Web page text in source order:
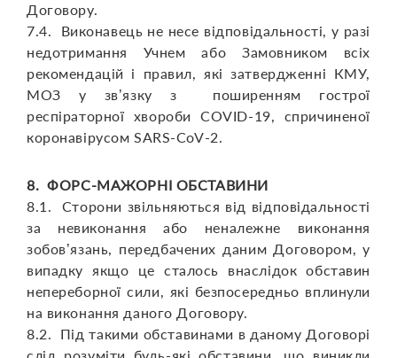
Договору.
7.4. Виконавець не несе відповідальності, у разі
недотримання Учнем або Замовником всіх
рекомендацій і правил, які затвердженні КМУ,
МОЗ у зв’язку з поширенням гострої
респіраторної хвороби COVID-19, спричиненої
коронавірусом SARS-CoV-2.
8. ФОРС-МАЖОРНІ ОБСТАВИНИ
8.1. Сторони звільняються від відповідальності
за невиконання або неналежне виконання
зобов’язань, передбачених даним Договором, у
випадку якщо це сталось внаслідок обставин
непереборної сили, які безпосередньо вплинули
на виконання даного Договору.
8.2. Під такими обставинами в даному Договорі